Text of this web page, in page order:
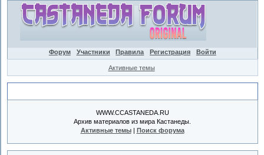
Форум Участники Правила Регистрация Войти
Активные темы
WWW.CCASTANEDA.RU
Архив материалов из мира Кастанеды.
Активные темы| Поиск форума